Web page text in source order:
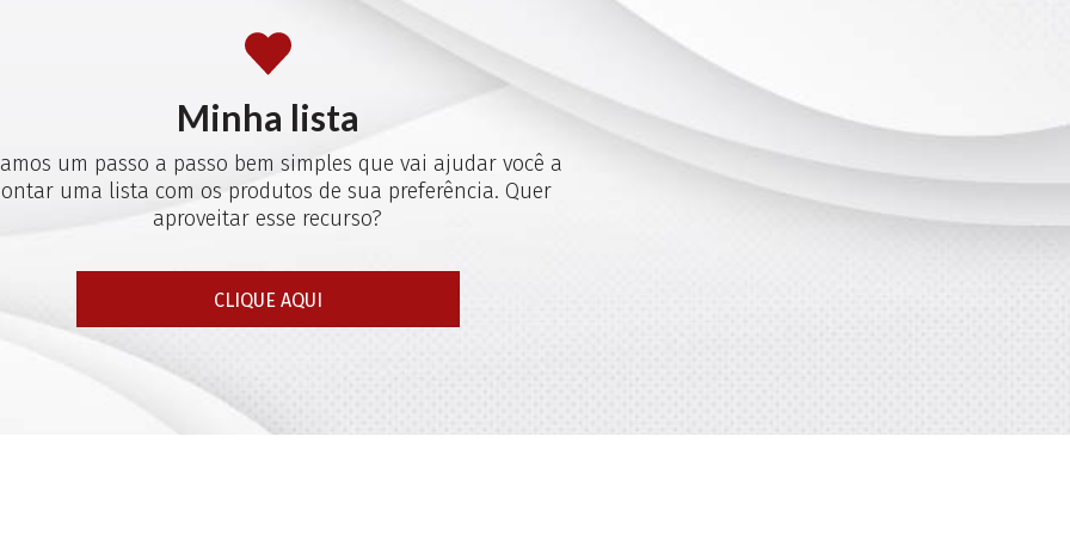
Minha lista
um passo a passo bem simples que vai ajudar você a
uma lista com os produtos de sua preferência. Quer
aproveitar esse recurso?
CLIQUE AQUI